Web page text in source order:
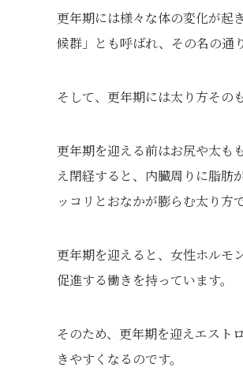
更年期には様々な体の変化が起
候群」とも呼ばれ、その名の通
そして、更年期には太り方その
更年期を迎える前はお尻や太も
え閉経すると、内臓周りに脂肪
ッコリとおなかが膨らむ太り方で
更年期を迎えると、女性ホルモ
促進する働きを持っています。
そのため、更年期を迎えエスト
きやすくなるのです。